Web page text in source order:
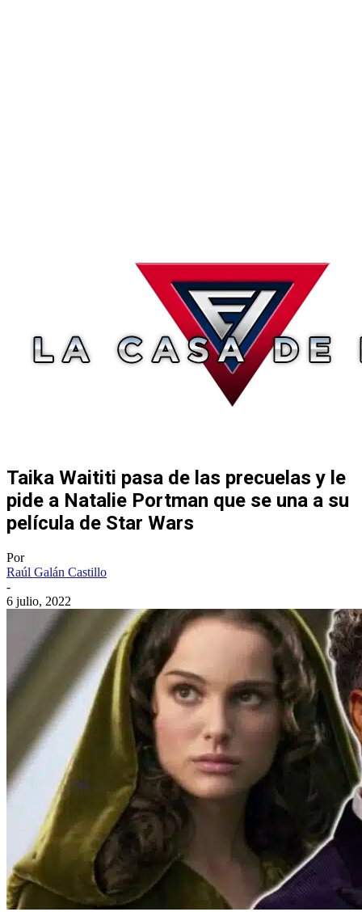
Taika Waititi pasa de las precuelas y le
pide a Natalie Portman que se una a su
película de Star Wars
Por
Raúl Galán Castillo
-
6 julio, 2022